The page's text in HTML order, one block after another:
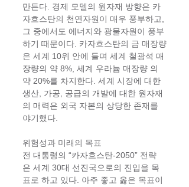
만든다. 경제 모델의 원자재 방향은 카
자흐스탄의 천연자원이 매우 풍부하고,
그 중에서도 에너지와 광물자원이 풍부
하기 때문이다. 카자흐스탄의 금 매장량
은 세계 10위 안에 들며 세계 철광석 매
장량의 약 8%, 세계 우라늄 매장량 의
약 20%를 차지한다. 세계 시장에 대한
생산, 가공, 공급의 개발에 대한 원자재
의 매력은 외국 자본의 상당한 존재를
야기했다.
위험성과 미래의 목표
전 대통령의 “카자흐스탄-2050” 전략
은 세계 30대 선진국으로의 진입을 목
표로 하고 있다. 아주 좋고 옳은 목표이